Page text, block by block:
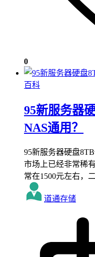
0
百科
95新服务器
NAS通用？
95新服务器硬盘
市场上已经非常稀
常在1500元左右，
道通存储